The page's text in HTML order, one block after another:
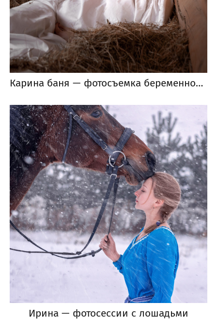
Карина баня — фотосъемка беременности в бане Услада
Ирина — фотосессии с лошадьми